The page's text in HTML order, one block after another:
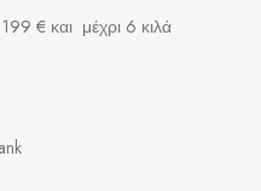
€ και μέχρι 6 κιλά